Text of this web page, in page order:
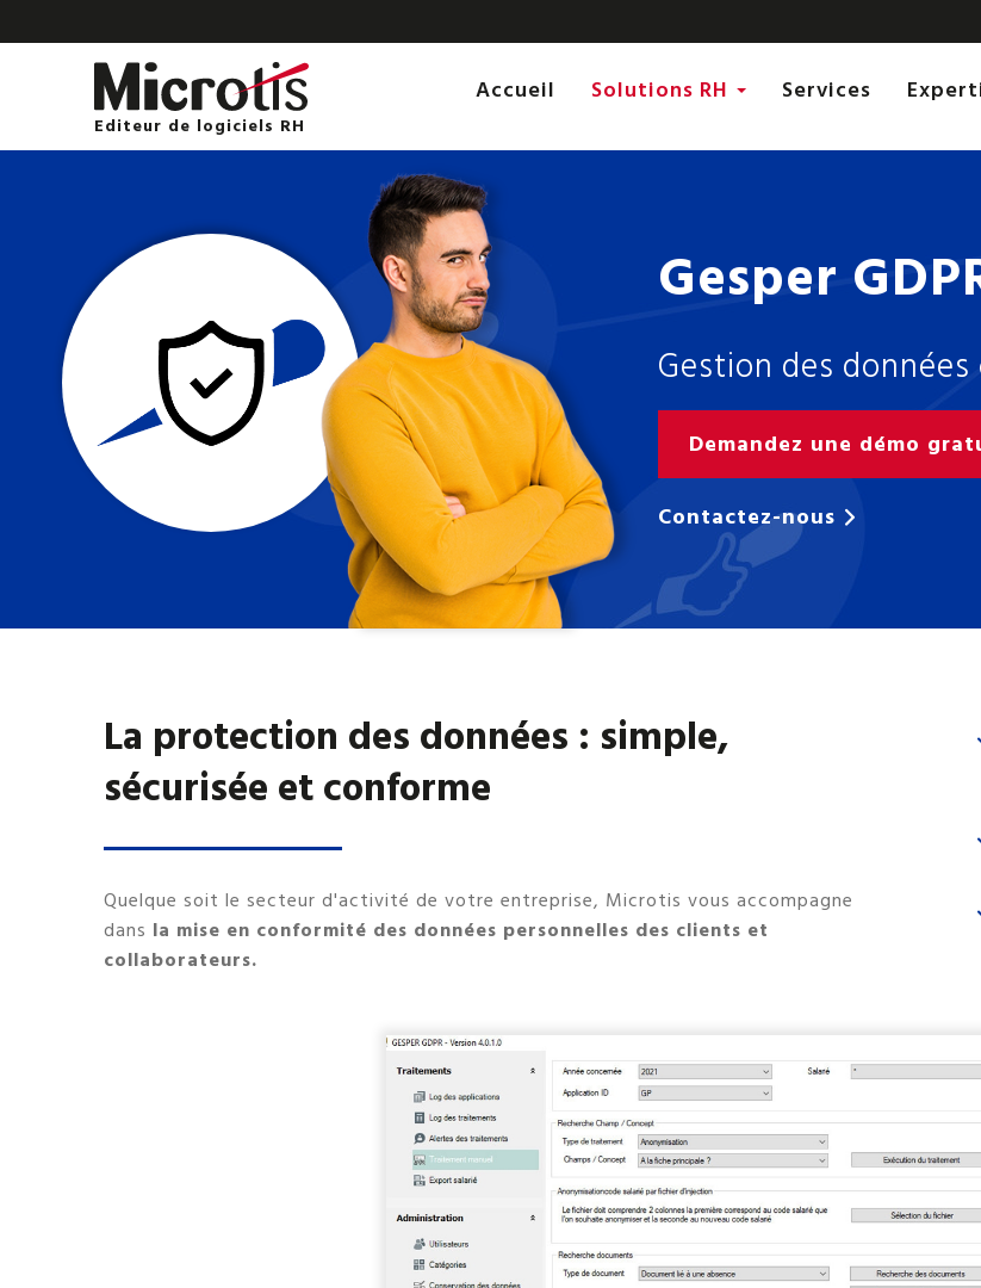
Editeur de logiciels RH
Accueil Solutions RH Services
Gesper
Gestion des
Demandez une démo
Contactez-nous
La protection des données : simple,
sécurisée et conforme
Quelque soit le secteur d'activité de votre entreprise, Microtis vous accompagne
dans la mise en conformité des données personnelles des clients et
collaborateurs.